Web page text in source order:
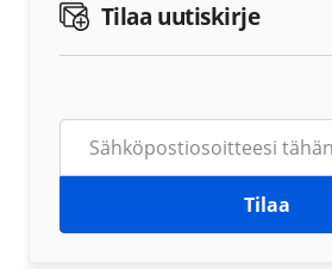
Tilaa uutiskirje
Tilaa